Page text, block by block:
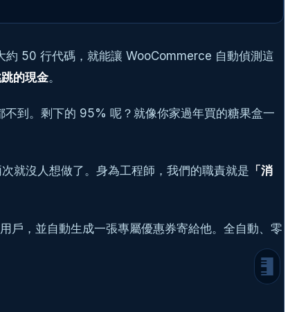
約 50 行代碼，就能讓 WooCommerce 自動偵測這
的現金。
到。剩下的 95% 呢？就像你家過年買的糖果盒一
就沒人想做了。身為工程師，我們的職責就是 「消
戶，並自動生成一張專屬優惠券寄給他。全自動、零
技術難點：如何在 WordPress 中高效撈取
「最後消費日」？
Step 2：打造自動喚醒引擎 (Cron Job)